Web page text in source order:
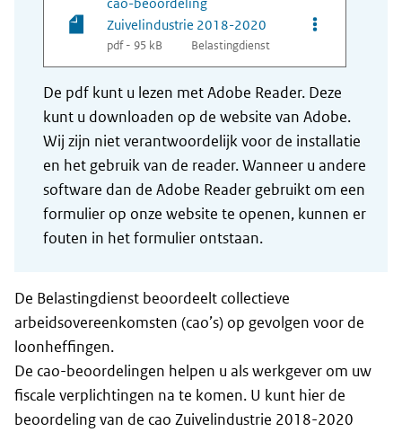
Zuivelindustrie 2018-2020
pdf - 95 kB Belastingdienst
Opties van
De pdf kunt u lezen met Adobe Reader. Deze
kunt u downloaden op de website van Adobe.
Wij zijn niet verantwoordelijk voor de installatie
en het gebruik van de reader. Wanneer u andere
software dan de Adobe Reader gebruikt om een
formulier op onze website te openen, kunnen er
fouten in het formulier ontstaan.
De Belastingdienst beoordeelt collectieve
arbeidsovereenkomsten (cao’s) op gevolgen voor de
loonheffingen.
De cao-beoordelingen helpen u als werkgever om uw
fiscale verplichtingen na te komen. U kunt hier de
beoordeling van de cao Zuivelindustrie 2018-2020